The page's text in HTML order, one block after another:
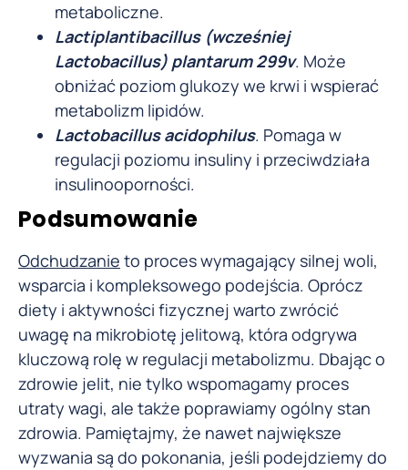
metaboliczne.
Lactiplantibacillus (wcześniej
Lactobacillus) plantarum 299v. Może
obniżać poziom glukozy we krwi i wspierać
metabolizm lipidów.
Lactobacillus acidophilus. Pomaga w
regulacji poziomu insuliny i przeciwdziała
insulinooporności.
Podsumowanie
Odchudzanie to proces wymagający silnej woli,
wsparcia i kompleksowego podejścia. Oprócz
diety i aktywności fizycznej warto zwrócić
uwagę na mikrobiotę jelitową, która odgrywa
kluczową rolę w regulacji metabolizmu. Dbając o
zdrowie jelit, nie tylko wspomagamy proces
utraty wagi, ale także poprawiamy ogólny stan
zdrowia. Pamiętajmy, że nawet największe
wyzwania są do pokonania, jeśli podejdziemy do